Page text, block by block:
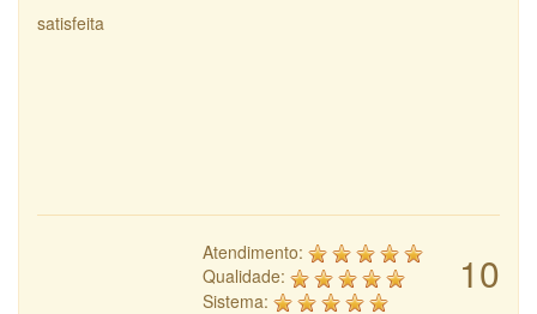
satisfeita
10
Atendimento:
Qualidade:
Sistema: